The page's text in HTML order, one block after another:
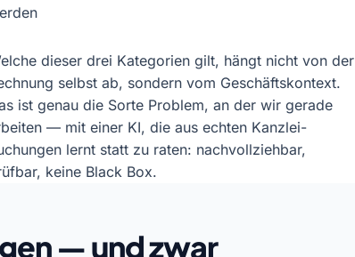
dieser drei Kategorien gilt, hängt nicht von der
selbst ab, sondern vom Geschäftskontext.
ist genau die Sorte Problem, an der wir gerade
— mit einer KI, die aus echten Kanzlei-
lernt statt zu raten: nachvollziehbar,
keine Black Box.
— und zwar